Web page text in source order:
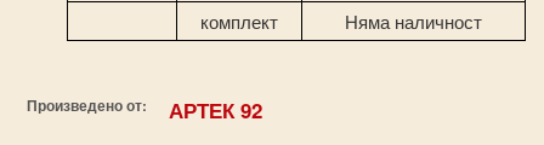
комплект Няма наличност
Произведено от: АРТЕК 92